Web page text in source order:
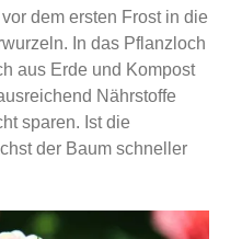
dem ersten Frost in die
In das Pflanzloch
aus Erde und Kompost
Nährstoffe
sparen. Ist die
der Baum schneller